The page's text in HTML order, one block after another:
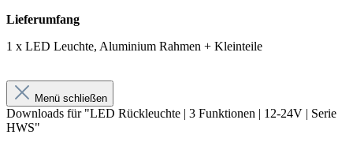
Lieferumfang
1 x LED Leuchte, Aluminium Rahmen + Kleinteile
Menü schließen
Downloads für "LED Rückleuchte | 3 Funktionen | 12-24V | Serie
HWS"